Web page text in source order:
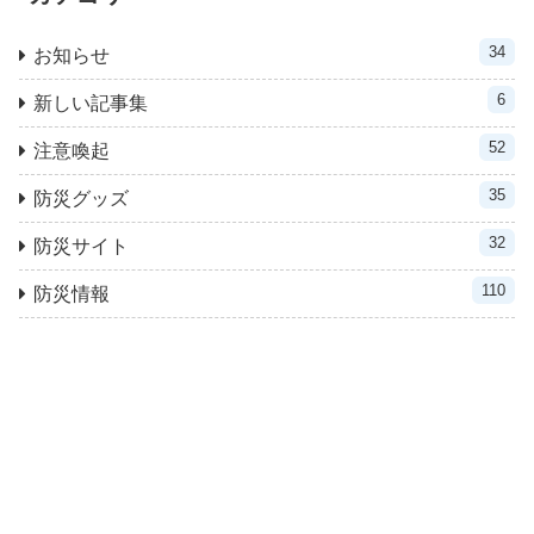
お知らせ 34
新しい記事集 6
注意喚起 52
防災グッズ 35
防災サイト 32
防災情報 110